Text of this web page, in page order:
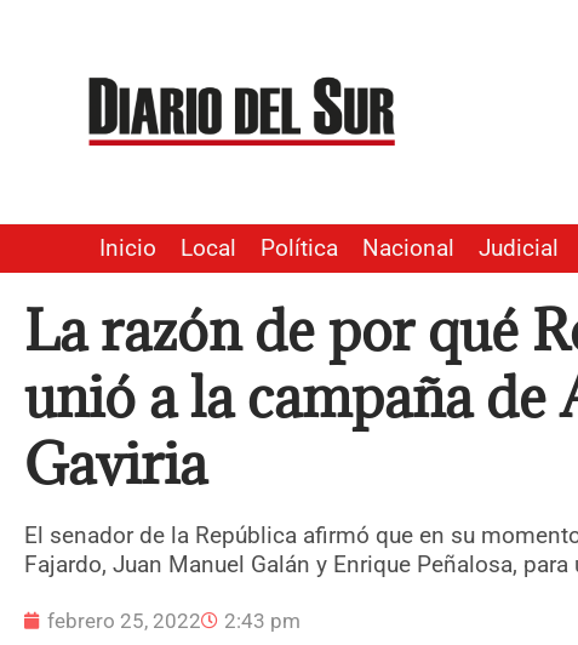
contenido
Inicio Local Política Nacional Judicial
La razón de por qué
unió a la campaña de
Gaviria
El senador de la República afirmó que en su
Fajardo, Juan Manuel Galán y Enrique Peñalosa,
febrero 25, 2022 2:43 pm